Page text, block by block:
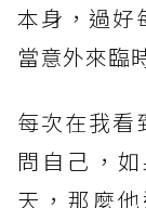
本身，過好
當意外來臨
每次在我看
問自己，
天，那麼